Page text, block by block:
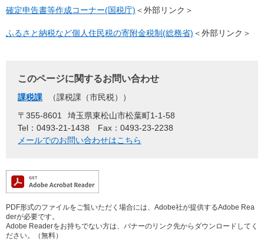
確定申告書等作成コーナー(国税庁) ＜外部リンク＞
ふるさと納税など個人住民税の寄附金税制(総務省) ＜外部リンク＞
このページに関するお問い合わせ
課税課
課税課（市民税）
〒355-8601
埼玉県東松山市松葉町1-1-58
Tel：0493-21-1438
Fax：0493-23-2238
メールでのお問い合わせはこちら
PDF形式のファイルをご覧いただく場合には、Adobe社が提供するAdobe Rea
derが必要です。
Adobe Readerをお持ちでない方は、バナーのリンク先からダウンロードしてく
ださい。（無料）